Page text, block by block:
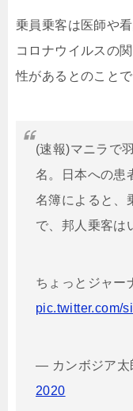
乗員乗客は医師や
コロナウイルスの
性があるとのことで
(速報)マニラで
名。日本への患
名簿によると、
で、邦人乗客は
ちょっとジャー
pic.twitter.com/
— カンボジア太
2020